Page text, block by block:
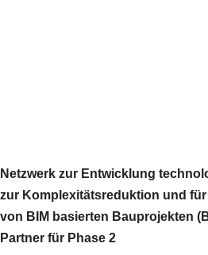
Netzwerk zur Entwicklung
zur Komplexitätsreduktion und
von BIM basierten Bauprojekten
Partner für Phase 2